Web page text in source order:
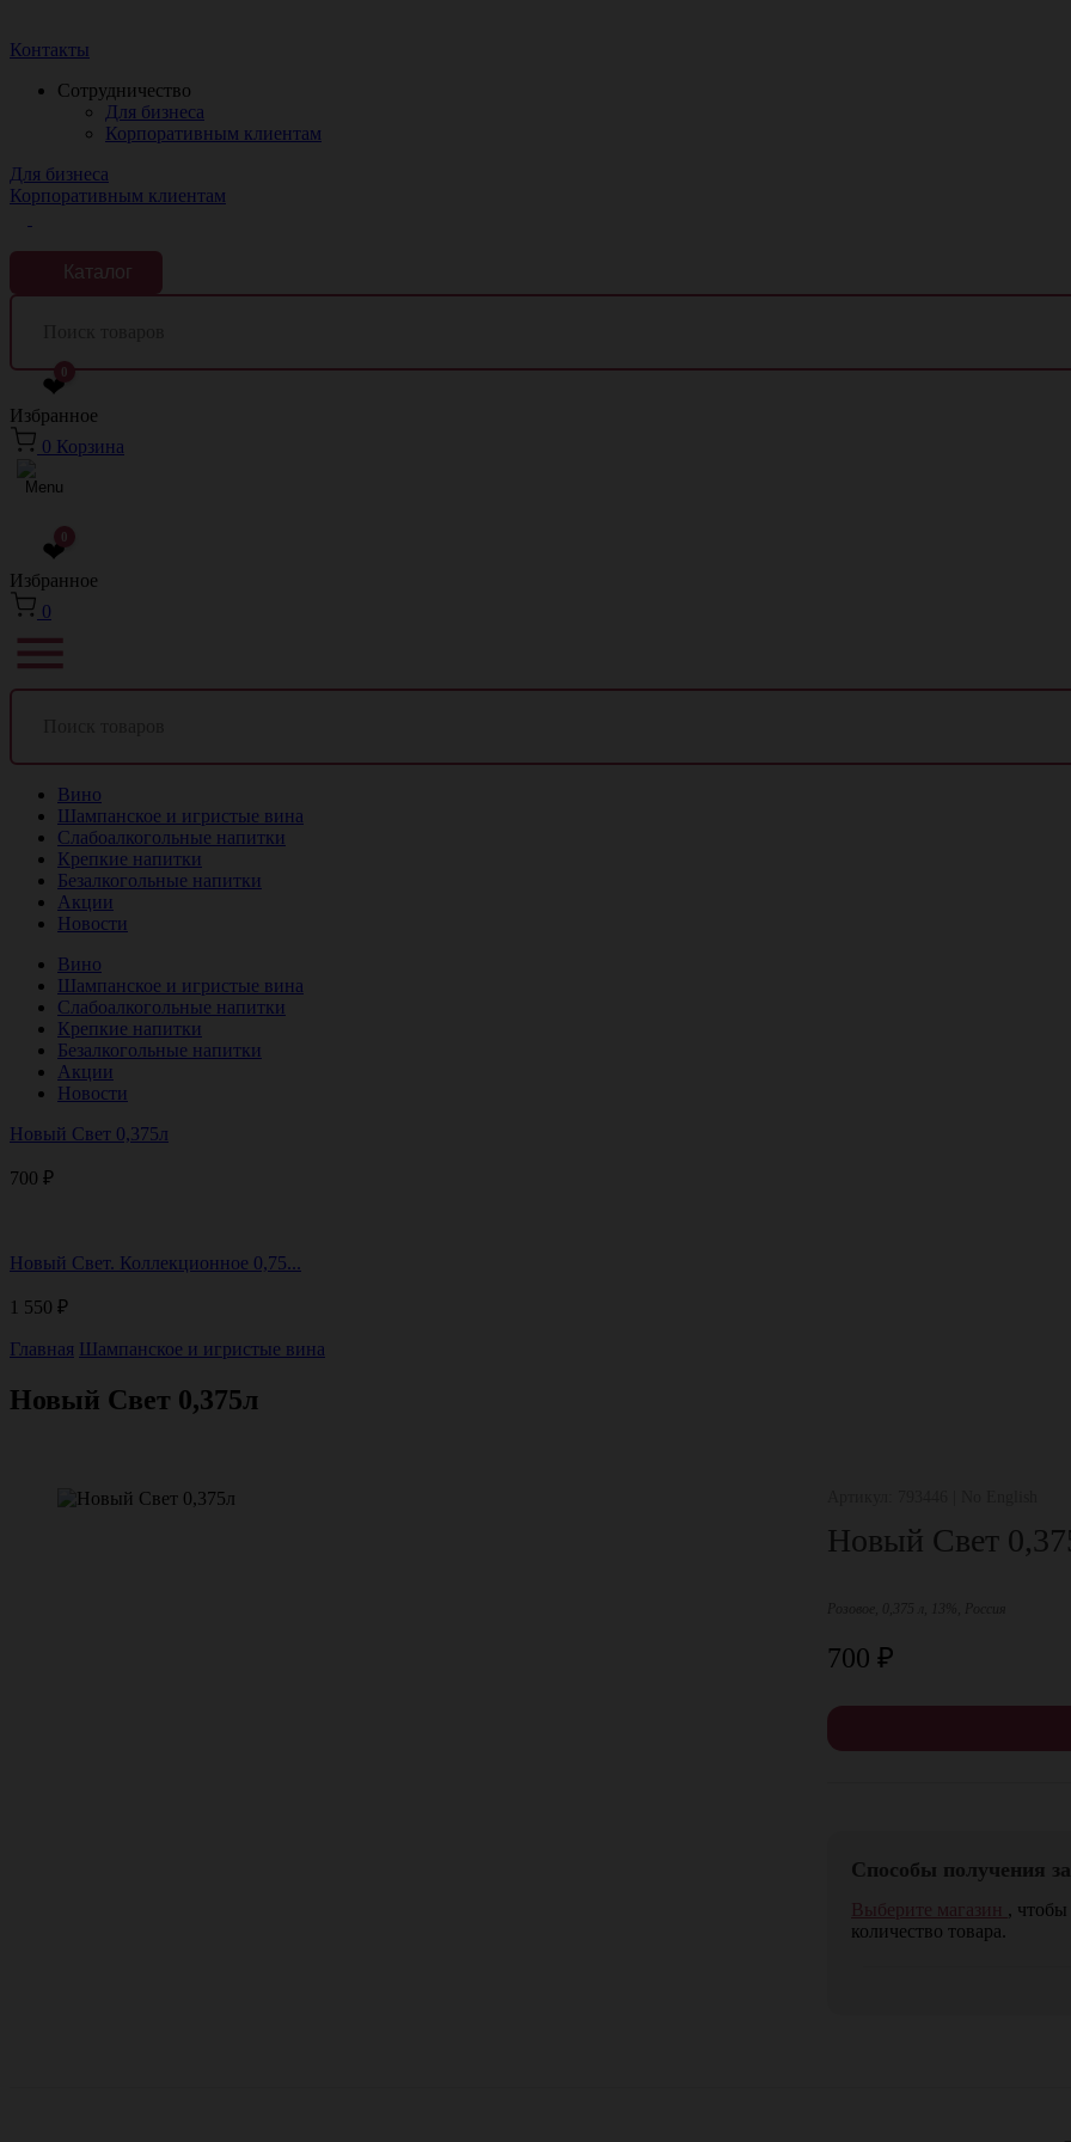
Контакты
Сотрудничество
Для бизнеса
Корпоративным клиентам
Для бизнеса
Корпоративным клиентам
Каталог
❤
0
Избранное
0 Корзина
❤
0
Избранное
0
Вино
Шампанское и игристые вина
Слабоалкогольные напитки
Крепкие напитки
Безалкогольные напитки
Акции
Новости
Вино
Шампанское и игристые вина
Слабоалкогольные напитки
Крепкие напитки
Безалкогольные напитки
Акции
Новости
Новый Свет 0,375л
700 ₽
Новый Свет. Коллекционное 0,75...
1 550 ₽
Главная Шампанское и игристые вина
Новый Свет 0,375л
Новый Свет
700 ₽
Способы получения
Выберите магазин , чтобы
количество товара.